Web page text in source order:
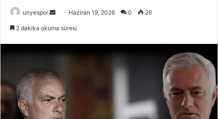
unyespor
Bir
Haziran 19, 2026 0 26
2 dakika okuma süresi